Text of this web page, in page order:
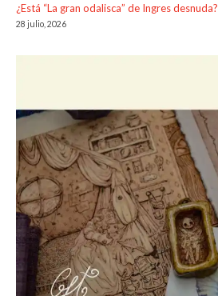
¿Está “La gran odalisca” de Ingres desnuda?
28 julio, 2026